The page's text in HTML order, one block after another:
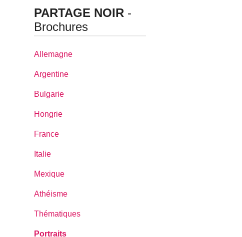
PARTAGE NOIR -
Brochures
Allemagne
Argentine
Bulgarie
Hongrie
France
Italie
Mexique
Athéisme
Thématiques
Portraits